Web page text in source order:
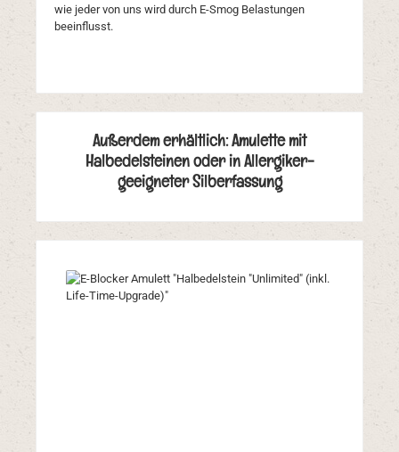
wie jeder von uns wird durch E-Smog Belastungen
beeinflusst.
Außerdem erhältlich: Amulette mit
Halbedelsteinen oder in Allergiker-
geeigneter Silberfassung